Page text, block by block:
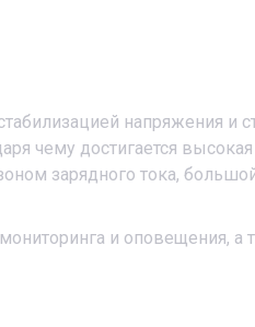
напряжения и
чему достигается высокая
зарядного тока,
и оповещения, а